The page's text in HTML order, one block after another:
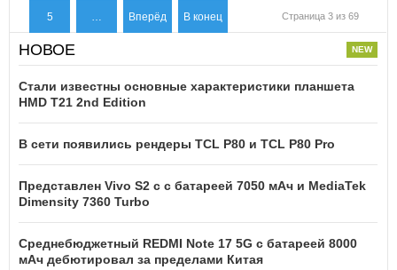
5 … Вперёд В конец Страница 3 из 69
НОВОЕ
Стали известны основные характеристики планшета
HMD T21 2nd Edition
В сети появились рендеры TCL P80 и TCL P80 Pro
Представлен Vivo S2 с с батареей 7050 мАч и MediaTek
Dimensity 7360 Turbo
Среднебюджетный REDMI Note 17 5G с батареей 8000
мАч дебютировал за пределами Китая